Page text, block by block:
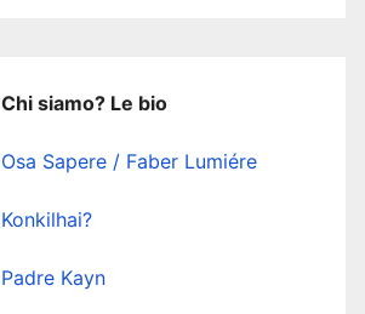
Chi siamo? Le bio
Osa Sapere / Faber Lumiére
Konkilhai?
Padre Kayn